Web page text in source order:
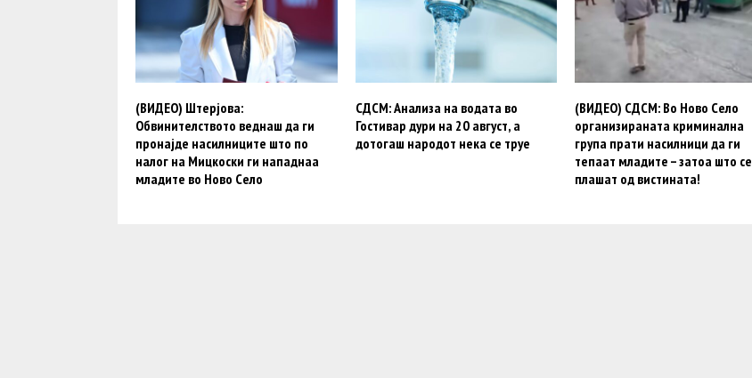
(ВИДЕО) Штерјова:
Обвинителството веднаш да ги
пронајде насилниците што по
налог на Мицкоски ги нападнаа
младите во Ново Село
СДСМ: Анализа на водата во
Гостивар дури на 20 август, а
дотогаш народот нека се труе
(ВИДЕО) СДСМ: Во Ново Село
организираната криминална
група прати насилници да ги
тепаат младите – затоа што се
плашат од вистината!